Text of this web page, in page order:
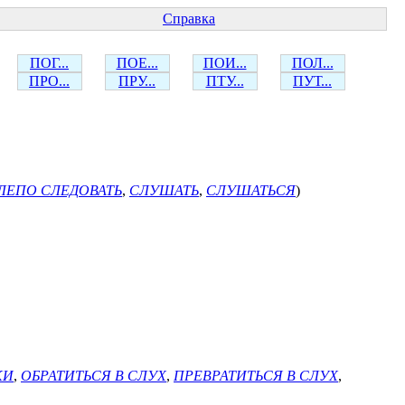
Справка
ПОГ... ПОЕ... ПОИ...
ПОЛ...
ПРО... ПРУ... ПТУ... ПУТ...
СЛЕДОВАТЬ, СЛУШАТЬ, СЛУШАТЬСЯ)
, ОБРАТИТЬСЯ В СЛУХ, ПРЕВРАТИТЬСЯ В СЛУХ,